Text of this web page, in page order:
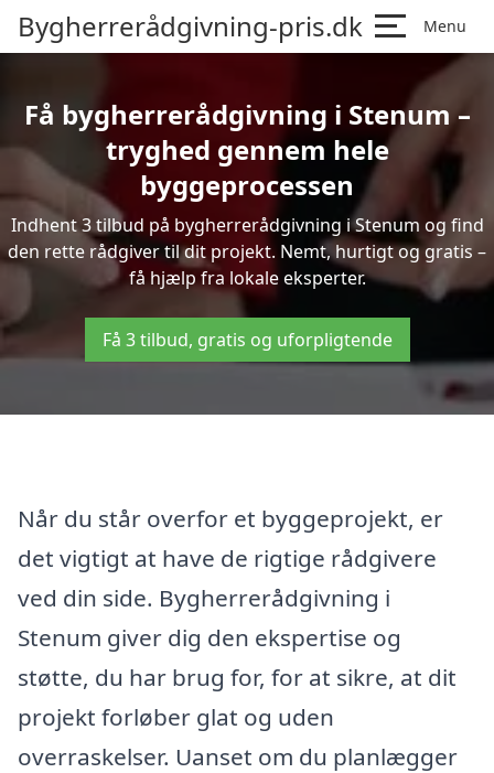
Bygherrerådgivning-pris.dk Menu
Få bygherrerådgivning i Stenum –
tryghed gennem hele
byggeprocessen
Indhent 3 tilbud på bygherrerådgivning i Stenum og find
den rette rådgiver til dit projekt. Nemt, hurtigt og gratis –
få hjælp fra lokale eksperter.
Få 3 tilbud, gratis og uforpligtende
Når du står overfor et byggeprojekt, er
det vigtigt at have de rigtige rådgivere
ved din side. Bygherrerådgivning i
Stenum giver dig den ekspertise og
støtte, du har brug for, for at sikre, at dit
projekt forløber glat og uden
overraskelser. Uanset om du planlægger